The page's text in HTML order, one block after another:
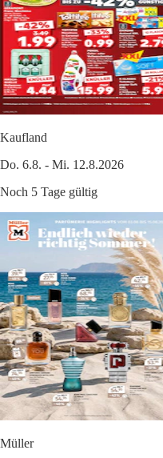
Kaufland
Do. 6.8. - Mi. 12.8.2026
Noch 5 Tage gültig
Müller